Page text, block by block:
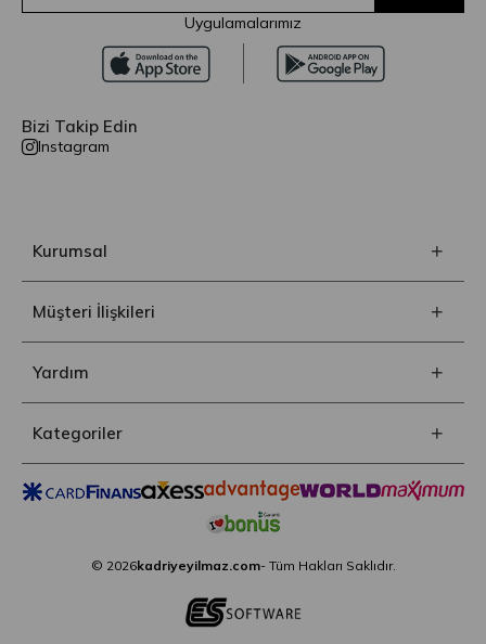
Uygulamalarımız
Bizi Takip Edin
Instagram
Kurumsal
Müşteri İlişkileri
Yardım
Kategoriler
© 2026kadriyeyilmaz.com- Tüm Hakları Saklıdır.